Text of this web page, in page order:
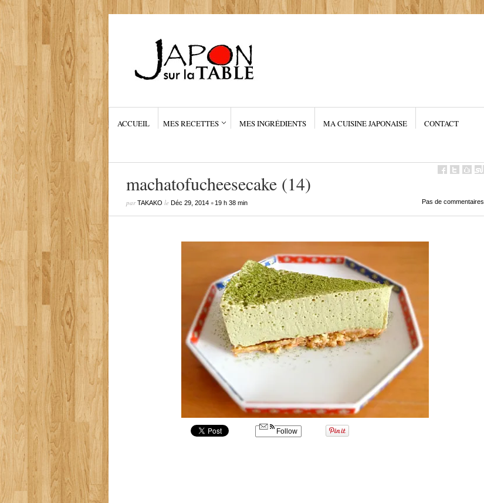
ACCUEIL MES RECETTES MES INGRÉDIENTS MA CUISINE JAPONAISE CONTACT
machatofucheesecake (14)
parTAKAKO le Déc 29, 2014• 19 h 38 min Pas de commentaires
Follow